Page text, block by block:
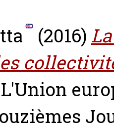
(2016)